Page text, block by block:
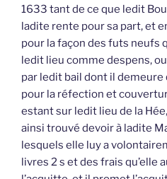
1633 tant de ce que ledit
ladite rente pour sa part, et
pour la façon des futs neufs
ledit lieu comme despens,
par ledit bail dont il demeure
pour la réfection et
estant sur ledit lieu de la
ainsi trouvé devoir à ladite
lesquels elle luy a
livres 2 s et des frais qu’elle